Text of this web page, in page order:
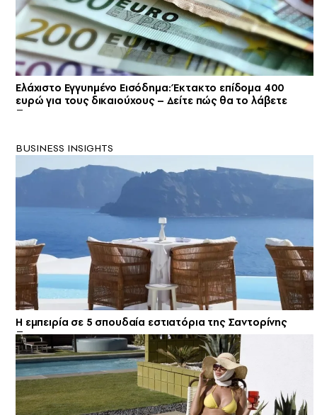
Ελάχιστο Εγγυημένο Εισόδημα: Έκτακτο επίδομα 400
ευρώ για τους δικαιούχους – Δείτε πώς θα το λάβετε
BUSINESS INSIGHTS
Η εμπειρία σε 5 σπουδαία εστιατόρια της Σαντορίνης